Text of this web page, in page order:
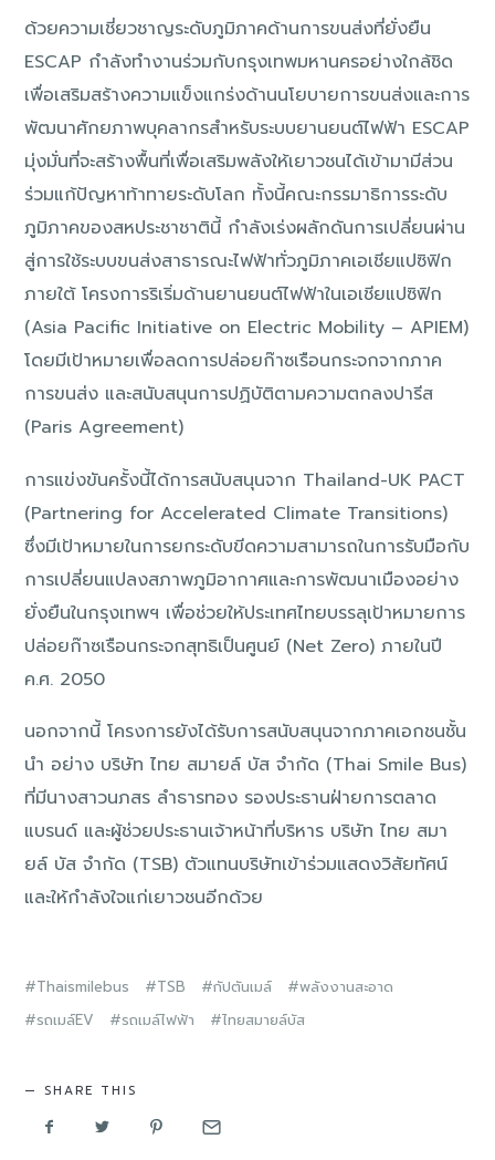
ด้วยความเชี่ยวชาญระดับภูมิภาคด้านการขนส่งที่ยั่งยืน
ESCAP กำลังทำงานร่วมกับกรุงเทพมหานครอย่างใกล้ชิด
เพื่อเสริมสร้างความแข็งแกร่งด้านนโยบายการขนส่งและการ
พัฒนาศักยภาพบุคลากรสำหรับระบบยานยนต์ไฟฟ้า ESCAP
มุ่งมั่นที่จะสร้างพื้นที่เพื่อเสริมพลังให้เยาวชนได้เข้ามามีส่วน
ร่วมแก้ปัญหาท้าทายระดับโลก ทั้งนี้คณะกรรมาธิการระดับ
ภูมิภาคของสหประชาชาตินี้ กำลังเร่งผลักดันการเปลี่ยนผ่าน
สู่การใช้ระบบขนส่งสาธารณะไฟฟ้าทั่วภูมิภาคเอเชียแปซิฟิก
ภายใต้ โครงการริเริ่มด้านยานยนต์ไฟฟ้าในเอเชียแปซิฟิก
(Asia Pacific Initiative on Electric Mobility – APIEM)
โดยมีเป้าหมายเพื่อลดการปล่อยก๊าซเรือนกระจกจากภาค
การขนส่ง และสนับสนุนการปฏิบัติตามความตกลงปารีส
(Paris Agreement)
การแข่งขันครั้งนี้ได้การสนับสนุนจาก Thailand-UK PACT
(Partnering for Accelerated Climate Transitions)
ซึ่งมีเป้าหมายในการยกระดับขีดความสามารถในการรับมือกับ
การเปลี่ยนแปลงสภาพภูมิอากาศและการพัฒนาเมืองอย่าง
ยั่งยืนในกรุงเทพฯ เพื่อช่วยให้ประเทศไทยบรรลุเป้าหมายการ
ปล่อยก๊าซเรือนกระจกสุทธิเป็นศูนย์ (Net Zero) ภายในปี
ค.ศ. 2050
นอกจากนี้ โครงการยังได้รับการสนับสนุนจากภาคเอกชนชั้น
นำ อย่าง บริษัท ไทย สมายล์ บัส จำกัด (Thai Smile Bus)
ที่มีนางสาวนภสร ลำธารทอง รองประธานฝ่ายการตลาด
แบรนด์ และผู้ช่วยประธานเจ้าหน้าที่บริหาร บริษัท ไทย สมา
ยล์ บัส จำกัด (TSB) ตัวแทนบริษัทเข้าร่วมแสดงวิสัยทัศน์
และให้กำลังใจแก่เยาวชนอีกด้วย
Thaismilebus TSB กัปตันเมล์
พลังงานสะอาด
รถเมล์EV
รถเมล์ไฟฟ้า ไทยสมายล์บัส
SHARE THIS